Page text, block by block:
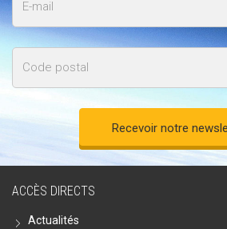
ACCÈS DIRECTS
Actualités